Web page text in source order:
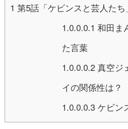
1 第5話「ケビンスと芸人たち
1.0.0.0.1 和田ま
た言葉
1.0.0.0.2 真空ジ
イの関係性は？
1.0.0.0.3 ケビン